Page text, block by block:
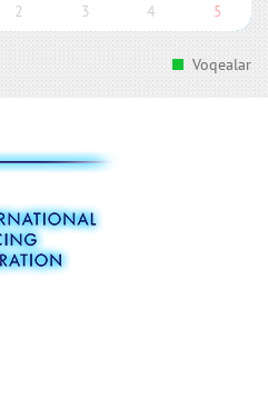
2 3 4 5
Voqealar